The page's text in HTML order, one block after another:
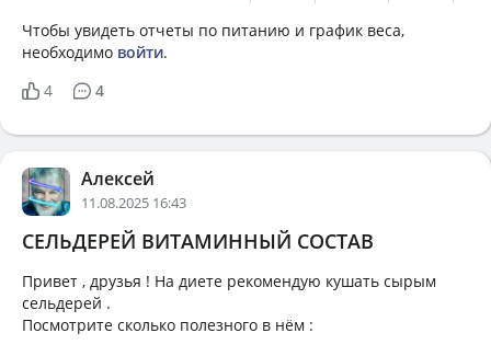
Чтобы увидеть отчеты по питанию и график веса,
необходимо войти.
4
4
Алексей
11.08.2025 16:43
СЕЛЬДЕРЕЙ ВИТАМИННЫЙ СОСТАВ
Привет , друзья ! На диете рекомендую кушать сырым
сельдерей .
Посмотрите сколько полезного в нём :